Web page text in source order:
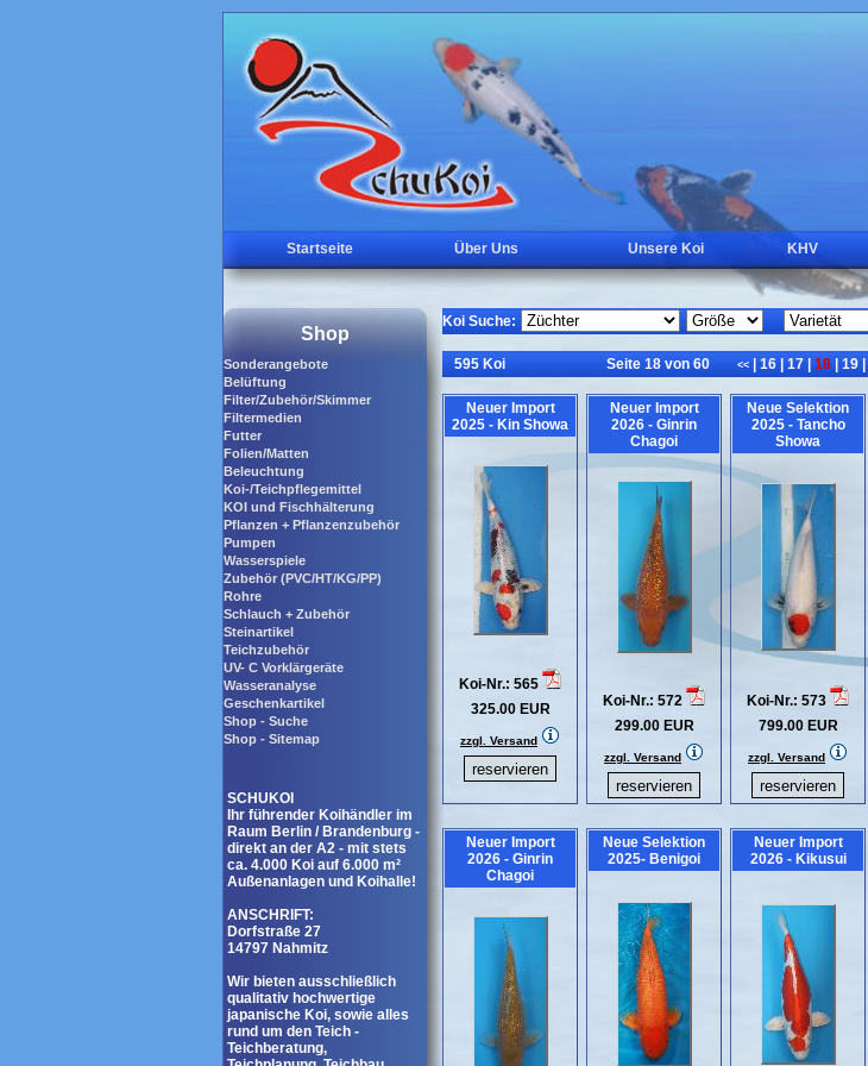
Startseite Über Uns Unsere Koi KHV
Shop
Sonderangebote
Belüftung
Filter/Zubehör/Skimmer
Filtermedien
Futter
Folien/Matten
Beleuchtung
Koi-/Teichpflegemittel
KOI und Fischhälterung
Pflanzen + Pflanzenzubehör
Pumpen
Wasserspiele
Zubehör (PVC/HT/KG/PP)
Rohre
Schlauch + Zubehör
Steinartikel
Teichzubehör
UV- C Vorklärgeräte
Wasseranalyse
Geschenkartikel
Shop - Suche
Shop - Sitemap
SCHUKOI
Ihr führender Koihändler im
Raum Berlin / Brandenburg -
direkt an der A2 - mit stets
ca. 4.000 Koi auf 6.000 m²
Außenanlagen und Koihalle!
ANSCHRIFT:
Dorfstraße 27
14797 Nahmitz
Wir bieten ausschließlich
qualitativ hochwertige
japanische Koi, sowie alles
rund um den Teich -
Teichberatung,
Koi Suche:
595 Koi Seite 18 von 60 << 16 17 18 19
Neuer Import
2025 - Kin Showa
Koi-Nr.: 565
325.00 EUR
zzgl. Versand
Neuer Import
2026 - Ginrin
Chagoi
Koi-Nr.: 572
299.00 EUR
zzgl. Versand
Neue Selektion
2025 - Tancho
Showa
Koi-Nr.: 573
799.00 EUR
zzgl. Versand
Neuer Import
2026 - Ginrin
Chagoi
Neue Selektion
2025- Benigoi
Neuer Import
2026 - Kikusui